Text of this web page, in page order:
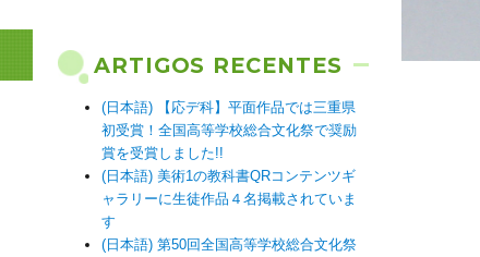
ARTIGOS RECENTES
(日本語) 【応デ科】平面作品では三重県
初受賞！全国高等学校総合文化祭で奨励
賞を受賞しました!!
(日本語) 美術1の教科書QRコンテンツギ
ャラリーに生徒作品４名掲載されていま
す
(日本語) 第50回全国高等学校総合文化祭